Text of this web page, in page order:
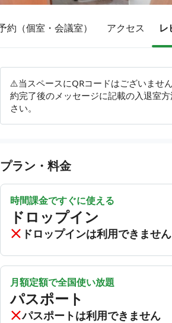
トピックス
約（個室・会議室） アクセス レ
⚠️当スペースにQRコードはございませ
約完了後のメッセージに記載の入退室
さい。
プラン・料金
時間課金ですぐに使える
ドロップイン
ドロップインは利用できません
月額定額で全国使い放題
パスポート
パスポートは利用できません